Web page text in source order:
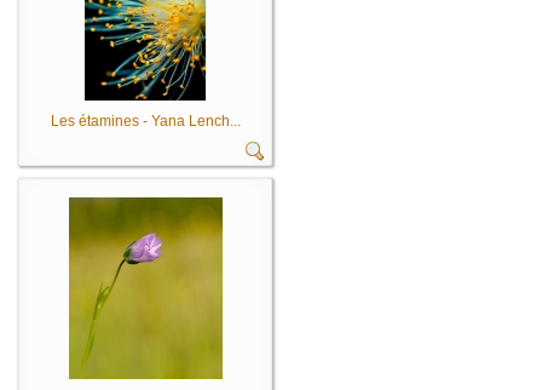
Les étamines - Yana Lench...